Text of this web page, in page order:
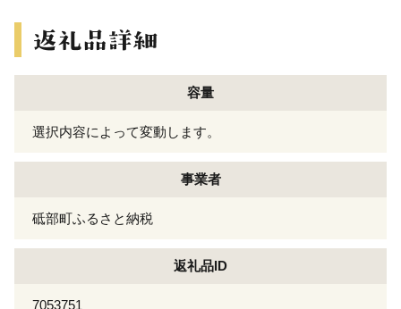
容量
選択内容によって変動します。
事業者
砥部町ふるさと納税
返礼品ID
7053751